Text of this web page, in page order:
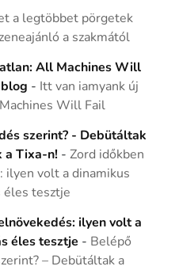
a legtöbbet pörgetek
a szakmától
All Machines Will
- Itt van iamyank új
Will Fail
szerint? - Debütáltak
a Tixa-n! -Zord időkben
ilyen volt a dinamikus
éles tesztje
ilyen volt a
éles tesztje - Belépő
– Debütáltak a